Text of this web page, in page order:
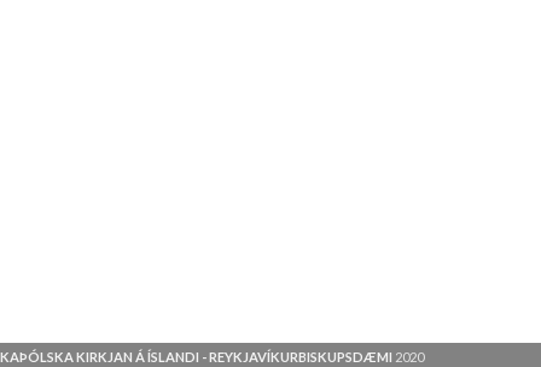
KAÞÓLSKA KIRKJAN Á ÍSLANDI - REYKJAVÍKURBISKUPSDÆMI 2020